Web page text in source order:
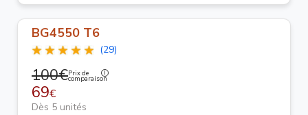
BG4550 T6
(29)
100€Prix de
comparaison
69€
Dès 5 unités